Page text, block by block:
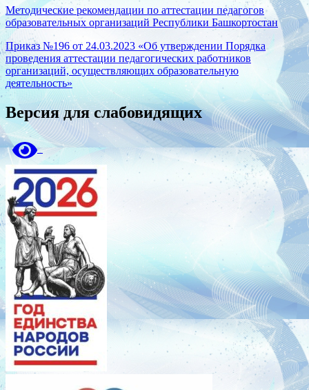
Методические рекомендации по аттестации педагогов
образовательных организаций Республики Башкортостан
Приказ №196 от 24.03.2023 «Об утверждении Порядка
проведения аттестации педагогических работников
организаций, осуществляющих образовательную
деятельность»
Версия для слабовидящих